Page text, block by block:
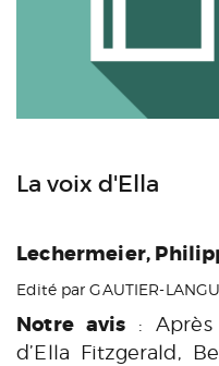
La voix d'Ella
Lechermeier,
Edité par GAUTIER-
Notre avis :
d’Ella Fitzgerald,